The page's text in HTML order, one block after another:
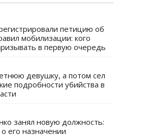
петицию об
мобилизации: кого
в первую очередь
девушку, а потом сел
подробности убийства в
занял новую должность:
его назначении